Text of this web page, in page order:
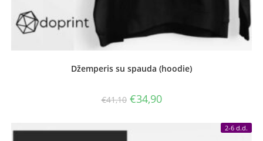
Džemperis su spauda (hoodie)
€41,10 Original
price
€34,90Current
price
2-6 d.d.